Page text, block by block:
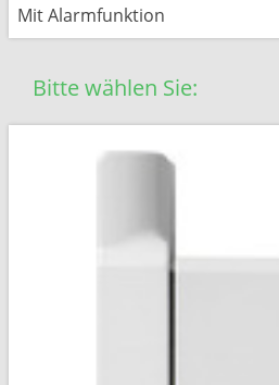
Mit Alarmfunktion
Bitte wählen Sie: